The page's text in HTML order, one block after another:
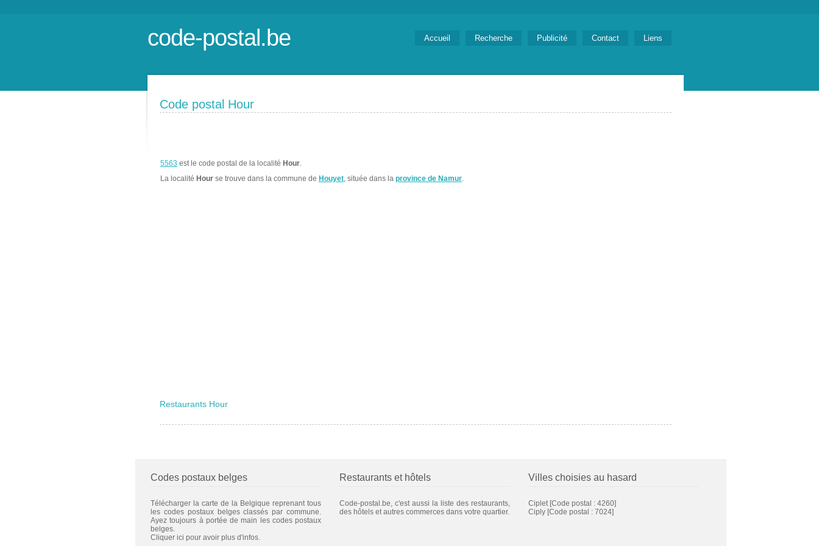
code-postal.be Accueil Recherche Publicité Contact Liens
Code postal Hour
5563 est le code postal de la localité Hour.
La localité Hour se trouve dans la commune de Houyet, située dans la province de Namur.
Restaurants Hour
Codes postaux belges
Télécharger la carte de la Belgique reprenant tous
les codes postaux belges classés par commune.
Ayez toujours à portée de main les codes postaux
belges.
Cliquer ici pour avoir plus d'infos.
Restaurants et hôtels
Code-postal.be, c'est aussi la liste des restaurants,
des hôtels et autres commerces dans votre quartier.
Villes choisies au hasard
Ciplet [Code postal : 4260]
Ciply [Code postal : 7024]